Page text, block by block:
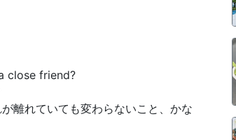
close friend?
離れていても変わらないこと、かな